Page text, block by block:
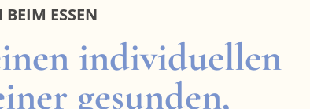
ESSEN
individuellen
gesunden,